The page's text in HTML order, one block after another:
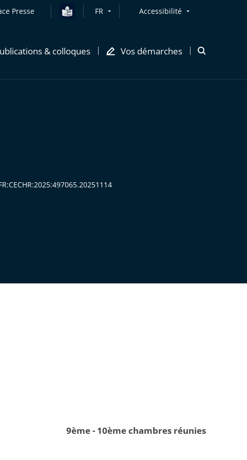
Presse FR Accessibilité
& colloques Vos démarches
Ouvrir
9ème - 10ème chambres réunies